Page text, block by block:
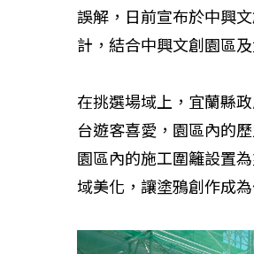
誤解，日前宣布於中興
計，結合中興文創園區
在挑選場域上，宜蘭縣
台遊客喜愛，園區內的
園區內的施工圍籬設置
域美化，讓塗鴉創作成